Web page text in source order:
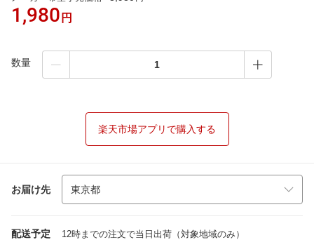
1,980 円
数量
楽天市場アプリで購入する
お届け先
配送予定 12時までの注文で当日出荷（対象地域のみ）